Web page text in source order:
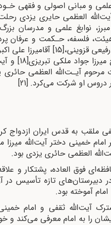
و مبانى اصولى و فقهى خـود
گردید. در سال 1355ق/ 1315ش که آیت‌الله العظمى
نوابغ علمى و مدرسان
فلسفه، حـکمت و عرفان
قزوینى،[15] آقامیرزا علی
جواد ملکى تبریزى[18]
و
آیـت‌الله العظمی حائری
دروس او شرکت مى‌کرد. [21]
خانم خدیجه ثقفی ملقب به قدس ایران
خمینی دختر آیت‌‌الله
العظمی حائری یزدی بود.
فوق العاده، پشتکار و
دبیرستان‌های تازه تأسیس
آموخته بود.
آیت‌الله ثقفی و امام
را به امام معرفی می‌کند و